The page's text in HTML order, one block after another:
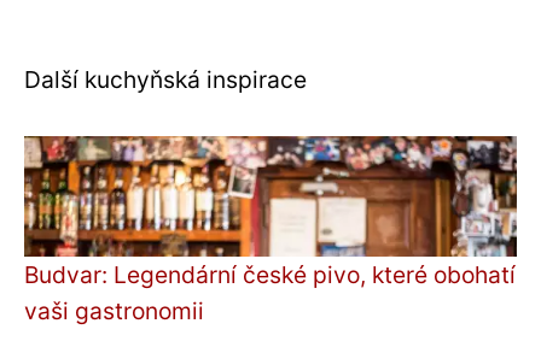
Další kuchyňská inspirace
Budvar: Legendární české pivo, které obohatí
vaši gastronomii